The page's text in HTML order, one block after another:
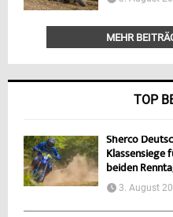
MEHR
TOP
Sherco
Klassensiege
beiden
3. August